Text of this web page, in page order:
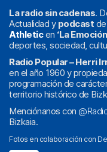
La radio sin cadenas.
Actualidad y podcast de
Athleticen ‘La
deportes, sociedad,
Radio Popular – Herri
en el año 1960 y
programación de
territorio histórico de
Menciónanos con
Bizkaia.
Fotos en colaboración con